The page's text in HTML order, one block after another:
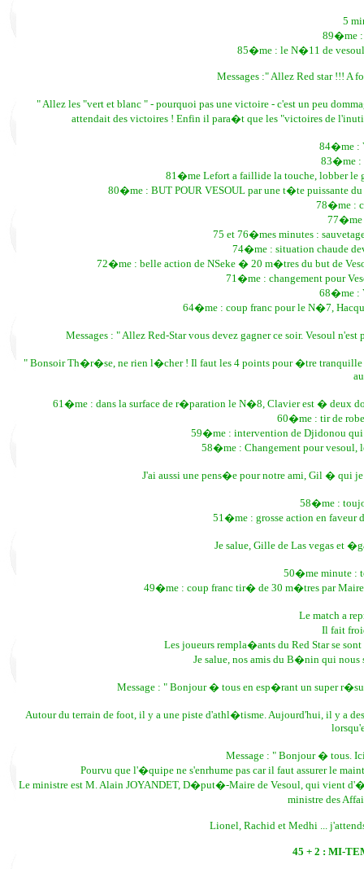
5
89�me :
85�me : le N�11 de
Messages :" Allez Red star !!! A
" Allez les "vert et blanc " - pourquoi pas une victoire - c'est un peu
attendait des victoires ! Enfin il para�t que les "victoires de
84�me :
83�me :
81�me Lefort a faillide la touche, lobber le
80�me : BUT POUR VESOUL par une t�te puissante
78�me :
77�me
75 et 76�mes minutes :
74�me : situation chaude
72�me : belle action de NSeke � 20 m�tres du but de
71�me : changement pour
68�me :
64�me : coup franc pour le N�7,
Messages : " Allez Red-Star vous devez gagner ce soir. Vesoul
" Bonsoir Th�r�se, ne rien l�cher ! Il faut les 4 points pour �tre tranquille
61�me : dans la surface de r�paration le N�8, Clavier est � deux
60�me : tir de
59�me : intervention de Djidonou qui
58�me : Changement pour
J'ai aussi une pens�e pour notre ami, Gil � qui
58�me :
51�me : grosse action en faveur
Je salue, Gille de Las vegas et
50�me minute :
49�me : coup franc tir� de 30 m�tres par
Le match a
Il fait
Les joueurs rempla�ants du Red Star se
Je salue, nos amis du B�nin qui
Message : " Bonjour � tous en esp�rant un super
Autour du terrain de foot, il y a une piste d'athl�tisme. Aujourd'hui, il y a
Message : " Bonjour � tous.
Pourvu que l'�quipe ne s'enrhume pas car il faut assurer le
Le ministre est M. Alain JOYANDET, D�put�-Maire de Vesoul, qui vient
ministre des
Lionel, Rachid et Medhi ...
45 + 2 : MI-